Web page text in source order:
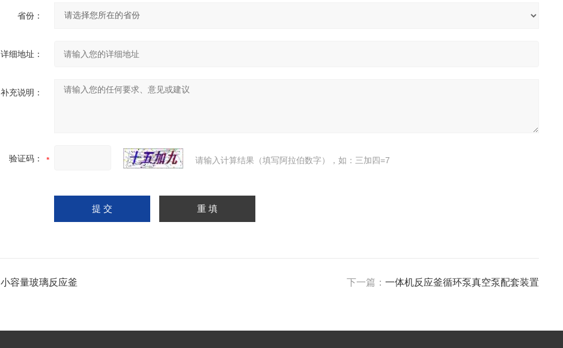
省份：
详细地址：
补充说明：
验证码： 请输入计算结果（填写阿拉伯数字），如：三加四=7
小容量玻璃反应釜 下一篇： 一体机反应釜循环泵真空泵配套装置